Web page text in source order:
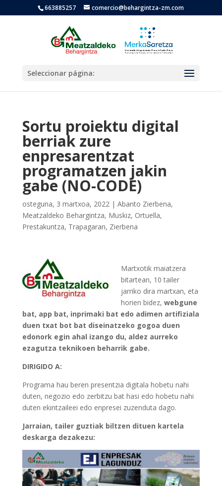
663885257 comercio@behargintza-zm.com
Seleccionar página:
Sortu proiektu digital
berriak zure
enpresarentzat
programatzen jakin
gabe (NO-CODE)
osteguna, 3 martxoa, 2022| Abanto Zierbena,
Meatzaldeko Behargintza, Muskiz, Ortuella,
Prestakuntza, Trapagaran, Zierbena
Martxotik maiatzera
bitartean, 10 tailer
jarriko dira martxan, eta
horien bidez, webgune
bat, app bat, inprimaki bat edo adimen artifiziala
duen txat bot bat diseinatzeko gogoa duen
edonork egin ahal izango du, aldez aurreko
ezagutza teknikoen beharrik gabe.
DIRIGIDO A:
Programa hau beren presentzia digitala hobetu nahi
duten, negozio edo zerbitzu bat hasi edo hobetu nahi
duten ekintzaileei edo enpresei zuzenduta dago.
Jarraian, tailer guztiak biltzen dituen kartela
deskarga dezakezu: